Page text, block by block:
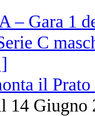
il Prato
14 Giugno